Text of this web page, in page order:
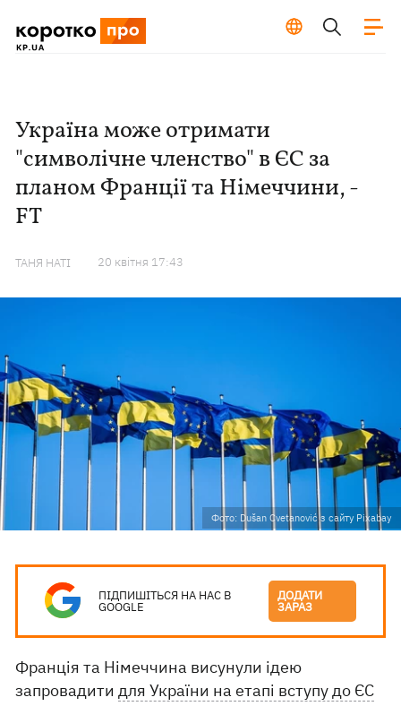
Україна може отримати
"символічне членство" в ЄС за
планом Франції та Німеччини, -
FT
ТАНЯ НАТІ 20 квiтня 17:43
Фото: Dušan Cvetanović з сайту Pixabay
ПІДПИШІТЬСЯ НА НАС В
GOOGLE
ДОДАТИ
ЗАРАЗ
Франція та Німеччина висунули ідею
запровадитидля України на етапі вступу до ЄС